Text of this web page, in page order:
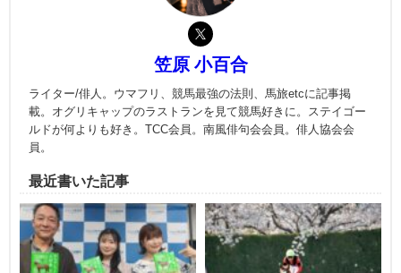
笠原 小百合
ライター/俳人。ウマフリ、競馬最強の法則、馬旅etcに記事掲
載。オグリキャップのラストランを見て競馬好きに。ステイゴー
ルドが何よりも好き。TCC会員。南風俳句会会員。俳人協会会
員。
最近書いた記事